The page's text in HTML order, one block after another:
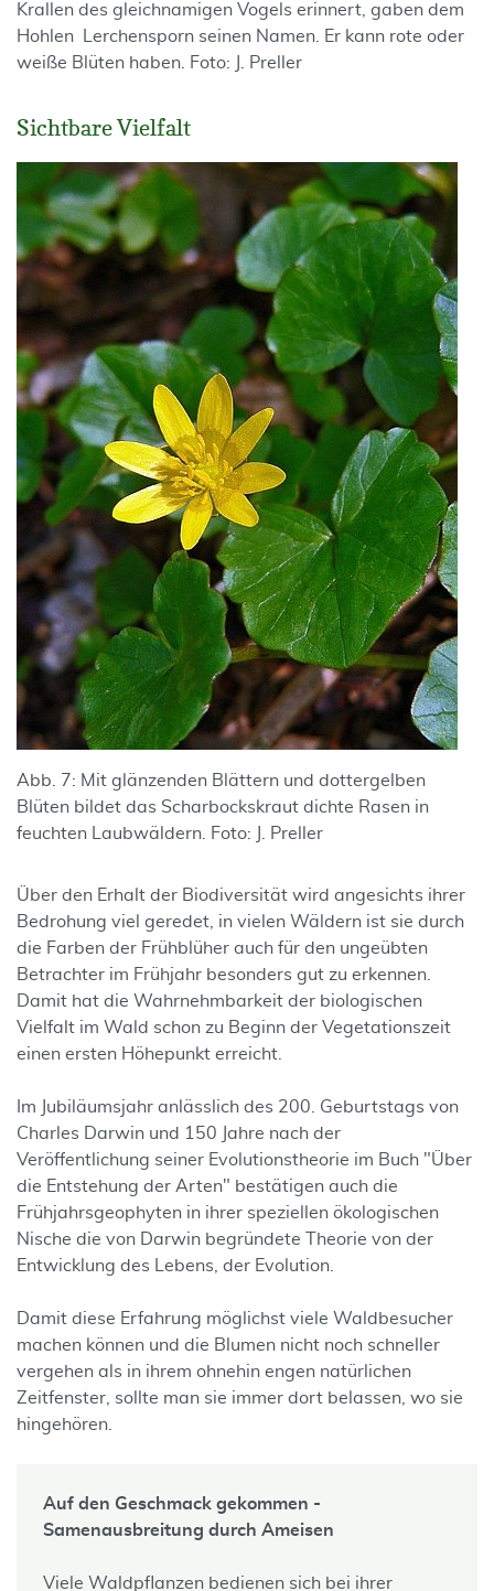
Krallen des gleichnamigen Vogels erinnert, gaben dem
Hohlen Lerchensporn seinen Namen. Er kann rote oder
weiße Blüten haben. Foto: J. Preller
Sichtbare Vielfalt
Abb. 7: Mit glänzenden Blättern und dottergelben
Blüten bildet das Scharbockskraut dichte Rasen in
feuchten Laubwäldern. Foto: J. Preller
Über den Erhalt der Biodiversität wird angesichts ihrer
Bedrohung viel geredet, in vielen Wäldern ist sie durch
die Farben der Frühblüher auch für den ungeübten
Betrachter im Frühjahr besonders gut zu erkennen.
Damit hat die Wahrnehmbarkeit der biologischen
Vielfalt im Wald schon zu Beginn der Vegetationszeit
einen ersten Höhepunkt erreicht.
Im Jubiläumsjahr anlässlich des 200. Geburtstags von
Charles Darwin und 150 Jahre nach der
Veröffentlichung seiner Evolutionstheorie im Buch "Über
die Entstehung der Arten" bestätigen auch die
Frühjahrsgeophyten in ihrer speziellen ökologischen
Nische die von Darwin begründete Theorie von der
Entwicklung des Lebens, der Evolution.
Damit diese Erfahrung möglichst viele Waldbesucher
machen können und die Blumen nicht noch schneller
vergehen als in ihrem ohnehin engen natürlichen
Zeitfenster, sollte man sie immer dort belassen, wo sie
hingehören.
Auf den Geschmack gekommen -
Samenausbreitung durch Ameisen
Viele Waldpflanzen bedienen sich bei ihrer